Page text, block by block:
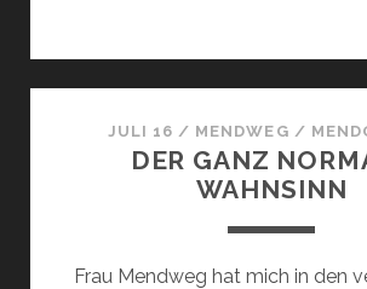
JULI 16 / MENDWEG /
DER GANZ
WAHNSINN
Frau Mendweg hat mich in den